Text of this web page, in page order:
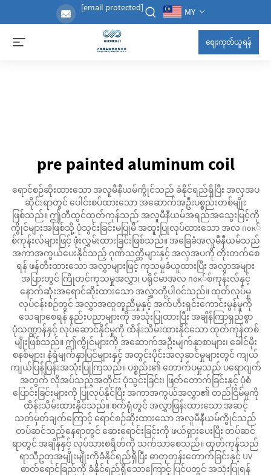
[email protected] MY
ဈေးကုတ်ယူရန်
pre painted aluminum coil
ရောင်စဉ်ဆိုးထားသော အလူမီနီယမ်ကွိုင်သည် ခံနိုင်ရည်ရှိပြီး အလှအပ
ဆိုင်းရာတွင် ပေါင်းစပ်ထားသော အဆောက်အဦးပစ္စည်းတစ်မျိုး
ဖြစ်သည်။ ဤတီထွင်ထုတ်ကုန်သည် အလူမီနီယမ်အရည်အသွေးမြင့်ကို
ကွိုင်များအဖြစ်သို့ ပုံသွင်းခြင်းမပြုမီ အထူးပြုလုပ်ထားသော အလ пок်
စ်ကုန်းလ်များဖြင့် ဖုံးလွှမ်းထားခြင်းဖြစ်သည်။ အခြေခံအလူမီနီယမ်သည်
အကာအကွယ်ပေးနိုင်သည့် ဂုဏ်သတ္တိများနှင့် အလှအပကို တိုးတက်စေ
ရန် ဖန်တီးထားသော အလွှာများဖြင့် ကုသမှုခံယူထားပြီး အလွှာအများ
အပြားတွင် ကြိုတင်ကုသမှုအလွှာ၊ ပရိုင်မာအလ пок်စ်ကုန်းလ်နှင့်
နောက်ဆုံးအရောင်ဆိုးထားသော အလွှာတို့ပါဝင်သည်။ ထုတ်လုပ်မှု
လုပ်ငန်းစဉ်တွင် အလွှာအထူတူညီမှုနှင့် အက်ဟီးရှင်းကောင်းမွန်မှုကို
သေချာစေရန် နည်းပညာများကို အသုံးပြုထားပြီး အချိန်ကြာရှည်စွာ
ပုံသဏ္ဍာန်နှင့် လုပ်ဆောင်နိုင်မှုကို ထိန်းသိမ်းထားနိုင်သော ထုတ်ကုန်တစ်
မျိုးဖြစ်သည်။ ဤကွိုင်များကို အဆောက်အဦးမျက်နှာစာများ၊ ခေါင်မိုး
စနစ်များ၊ နံရံမျက်နှာပြင်များနှင့် အတွင်းပိုင်းအလှဆင်မှုများတွင် ကျယ်
ကျယ်ပြန့်ပြန်းအသုံးပြုကြသည်။ ပစ္စည်း၏ တောက်ပမှုသည် ပရောဂျက်
အတွက် လိုအပ်သည့်အတိုင်း ပုံသွင်းခြင်း၊ ဖြတ်တောက်ခြင်းနှင့် ပုံစံ
ပြောင်းခြင်းများကို ပြုလုပ်နိုင်ပြီး အကာအကွယ်အလွှာ၏ တည်ငြိမ်မှုကို
ထိန်းသိမ်းထားနိုင်သည်။ စက်ရုံတွင် အလွှာဖြန်းထားသော အဆင့်
သတ်မှတ်ချက်ကြောင့် ရောင်စဉ်ဆိုးထားသော အလူမီနီယမ်ကွိုင်သည်
တပ်ဆင်သည့်နေရာတွင် ဆေးရောင်းခြင်းကို ဖယ်ရှားပေးပြီး တပ်ဆင်
ရာတွင် အချိန်နှင့် လုပ်သားစရိတ်ကို သက်သာစေသည်။ ထုတ်ကုန်သည်
ရာသီဥတုအမျိုးမျိုးကိုခံနိုင်ရည်ရှိပြီး ဓာတုတုန်းတောက်ခြင်းနှင့် UV
ဓာတ်ရောင်ခြည်ကို ခံနိုင်ရည်ရှိသောကြောင့် ပြင်ပတွင် အသုံးပြုရန်